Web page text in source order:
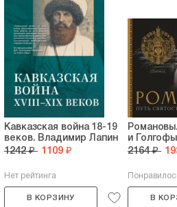
Кавказская война 18-19
веков. Владимир Лапин
1242 ₽ 1109 ₽
Нет рейтинга
В КОРЗИНУ
и
2164 ₽
В